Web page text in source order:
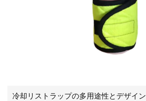
冷却リストラップの多用途性とデザイン